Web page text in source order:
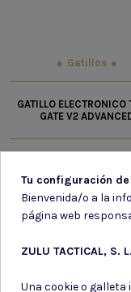
Gatillos
GATILLO ELECTRONICO
GATE V2
157,50
Tu configuración
Bienvenida/o a la
página web
ZULU TACTICAL, S. L.
Una cookie o